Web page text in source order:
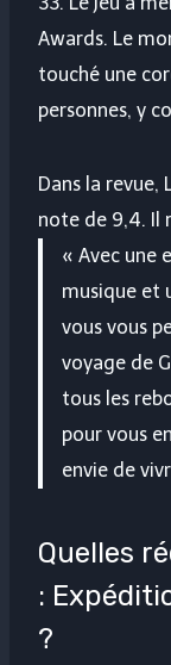
Awards. Le
touché une
personnes, y
Dans la revue,
note de 9,4. Il
« Avec une
musique et
vous vous
voyage de
tous les
pour vous
envie de
Quelles
:
?